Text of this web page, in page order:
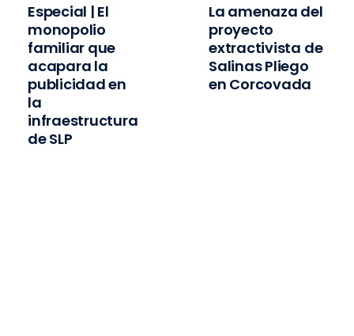
Especial | El
monopolio
familiar que
acapara la
publicidad en
la
infraestructura
de SLP
La amenaza del
proyecto
extractivista de
Salinas Pliego
en Corcovada